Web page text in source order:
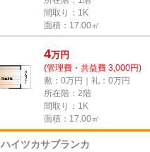
間取り：1K
面積：17.00㎡
4万円
(管理費・共益費 3,000円)
敷：0万円｜礼：0万円
所在階：2階
間取り：1K
面積：17.00㎡
ハイツカサブランカ